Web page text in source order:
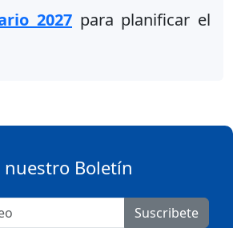
2027 para planificar el
nuestro Boletín
Suscribete